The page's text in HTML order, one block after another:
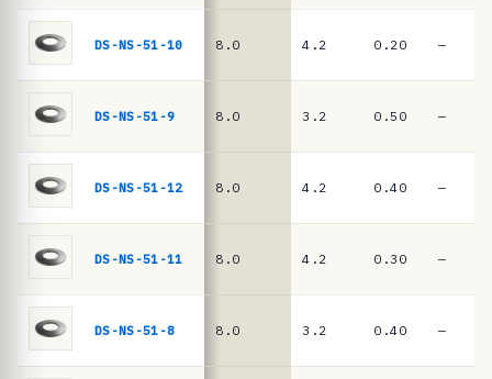
f
ê
c
molas
prato
2093
DIN
16983
DS-NS-51-10 8.0 4.2 0.20 —
DS-NS-51-9 8.0 3.2 0.50 —
DS-NS-51-12 8.0 4.2 0.40 —
DS-NS-51-11 8.0 4.2 0.30 —
DS-NS-51-8 8.0 3.2 0.40 —